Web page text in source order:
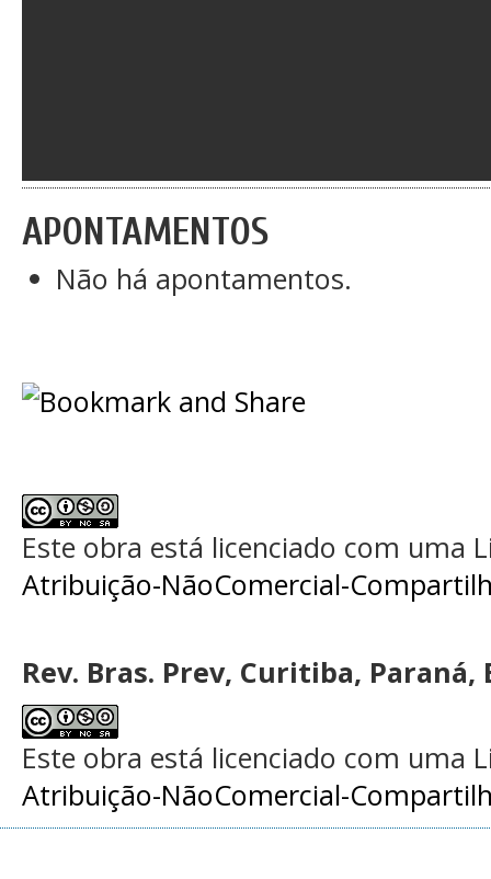
APONTAMENTOS
Não há apontamentos.
Este obra está licenciado com uma
Atribuição-NãoComercial-
Rev. Bras. Prev, Curitiba, Paraná,
Este obra está licenciado com uma
Atribuição-NãoComercial-